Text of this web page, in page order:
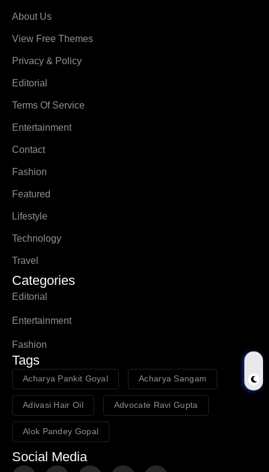
About Us
View Free Themes
Privacy & Policy
Editorial
Terms Of Service
Entertainment
Contact
Fashion
Featured
Lifestyle
Technology
Travel
Categories
Editorial
Entertainment
Fashion
Tags
Acharya Pankit Goyal Acharya Sangam
Adivasi Hair Oil Advocate Ravi Gupta
Alok Pandey Gopal
Social Media